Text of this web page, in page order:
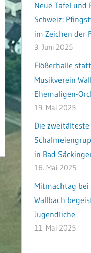
Neue Tafel und
Schweiz:
im Zeichen der
9. Juni 2025
Flößerhalle
Musikverein
Ehemaligen-
19. Mai 2025
Die
in Bad
16. Mai 2025
Mitmachtag bei
Wallbach
Jugendliche
11. Mai 2025